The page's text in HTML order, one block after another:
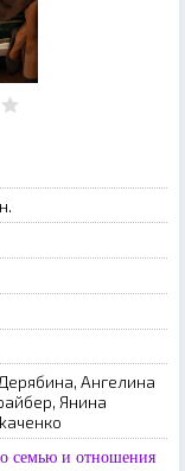
Aнгeлинa
Янинa
семью и отношения